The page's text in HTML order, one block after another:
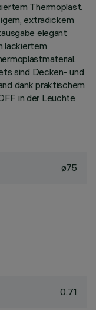
Thermoplast.
extradickem
elegant
lackiertem
sind Decken- und
dank praktischem
in der Leuchte
ø75
0.71